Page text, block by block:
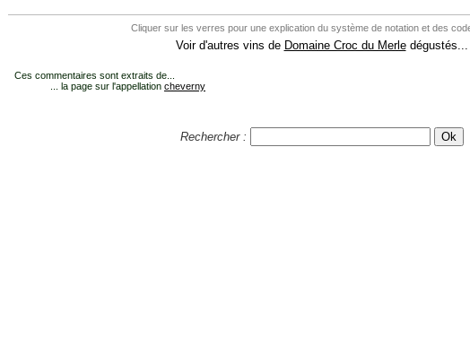
Cliquer sur les verres pour une explication du système de notation et des
Voir d'autres vins de Domaine Croc du Merledégustés...
Ces commentaires sont extraits de...
... la page sur l'appellation cheverny
Rechercher :